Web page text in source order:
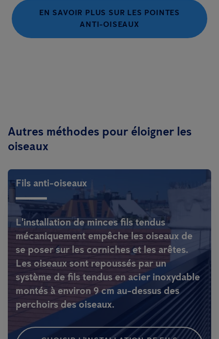
EN SAVOIR PLUS SUR LES POINTES
ANTI-OISEAUX
Autres méthodes pour éloigner les
oiseaux
Fils anti-oiseaux
L'installation de minces fils tendus
mécaniquement empêche les oiseaux de
se poser sur les corniches et les arêtes.
Les oiseaux sont repoussés par un
système de fils tendus en acier inoxydable
montés à environ 9 cm au-dessus des
perchoirs des oiseaux.